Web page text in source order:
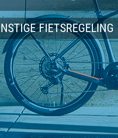
FIETSREGELING